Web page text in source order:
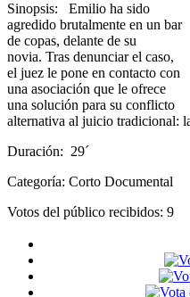
Sinopsis: Emilio ha sido
agredido brutalmente en un bar
de copas, delante de su
novia. Tras denunciar el caso,
el juez le pone en contacto con
una asociación que le ofrece
una solución para su conflicto
alternativa al juicio tradicional:
Duración: 29´
Categoría: Corto Documental
Votos del público recibidos: 9